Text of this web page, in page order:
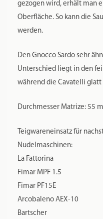
gezogen wird, erhält man
Oberfläche. So kann die
werden.
Den Gnocco Sardo sehr
Unterschied liegt in den
während die Cavatelli glatt
Durchmesser Matrize: 55
Teigwareneinsatz für
Nudelmaschinen:
La Fattorina
Fimar MPF 1.5
Fimar PF15E
Arcobaleno AEX-10
Bartscher